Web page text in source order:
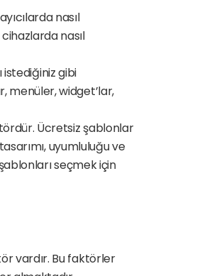
nasıl
nasıl
istediğiniz gibi
menüler, widget’lar,
Ücretsiz şablonlar
uyumluluğu ve
seçmek için
vardır. Bu faktörler